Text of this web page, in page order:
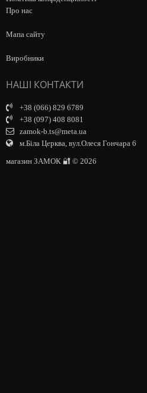
Про нас
Мапа сайту
Виробники
НАШІ КОНТАКТИ
+38 (066) 829 6789
+38 (097) 408 8081
zamok-b.ts@meta.ua
м.Біла Церква, вул.Олеся Гончара 6
магазин ЗАМОК 🔐 © 2026